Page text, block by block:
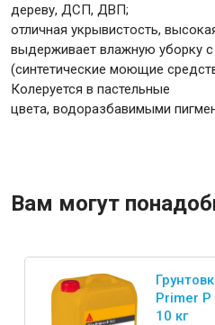
дереву, ДСП, ДВП;
отличная укрывистость,
выдерживает влажную уборку
(синтетические моющие
Колеруется в пастельные
цвета, водоразбавимыми
Вам могут
Primer
10 кг